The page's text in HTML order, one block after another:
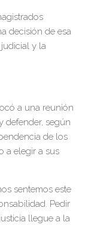
decisión de esa
y la
a una reunión
defender, según
de los
a elegir a sus
sentemos este
Pedir
llegue a la